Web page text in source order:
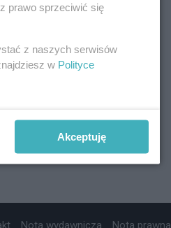
Nota wydawnicza Nota prawna
prawo sprzeciwić się
z naszych serwisów
w Polityce
Akceptuję